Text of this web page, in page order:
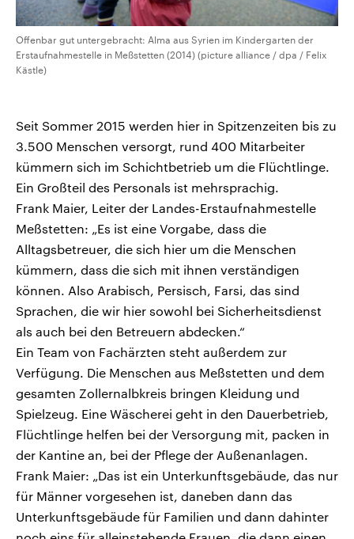
Offenbar gut untergebracht: Alma aus Syrien im Kindergarten der
Erstaufnahmestelle in Meßstetten (2014) (picture alliance / dpa / Felix
Kästle)
Seit Sommer 2015 werden hier in Spitzenzeiten bis zu
3.500 Menschen versorgt, rund 400 Mitarbeiter
kümmern sich im Schichtbetrieb um die Flüchtlinge.
Ein Großteil des Personals ist mehrsprachig.
Frank Maier, Leiter der Landes-Erstaufnahmestelle
Meßstetten: „Es ist eine Vorgabe, dass die
Alltagsbetreuer, die sich hier um die Menschen
kümmern, dass die sich mit ihnen verständigen
können. Also Arabisch, Persisch, Farsi, das sind
Sprachen, die wir hier sowohl bei Sicherheitsdienst
als auch bei den Betreuern abdecken.“
Ein Team von Fachärzten steht außerdem zur
Verfügung. Die Menschen aus Meßstetten und dem
gesamten Zollernalbkreis bringen Kleidung und
Spielzeug. Eine Wäscherei geht in den Dauerbetrieb,
Flüchtlinge helfen bei der Versorgung mit, packen in
der Kantine an, bei der Pflege der Außenanlagen.
Frank Maier: „Das ist ein Unterkunftsgebäude, das nur
für Männer vorgesehen ist, daneben dann das
Unterkunftsgebäude für Familien und dann dahinter